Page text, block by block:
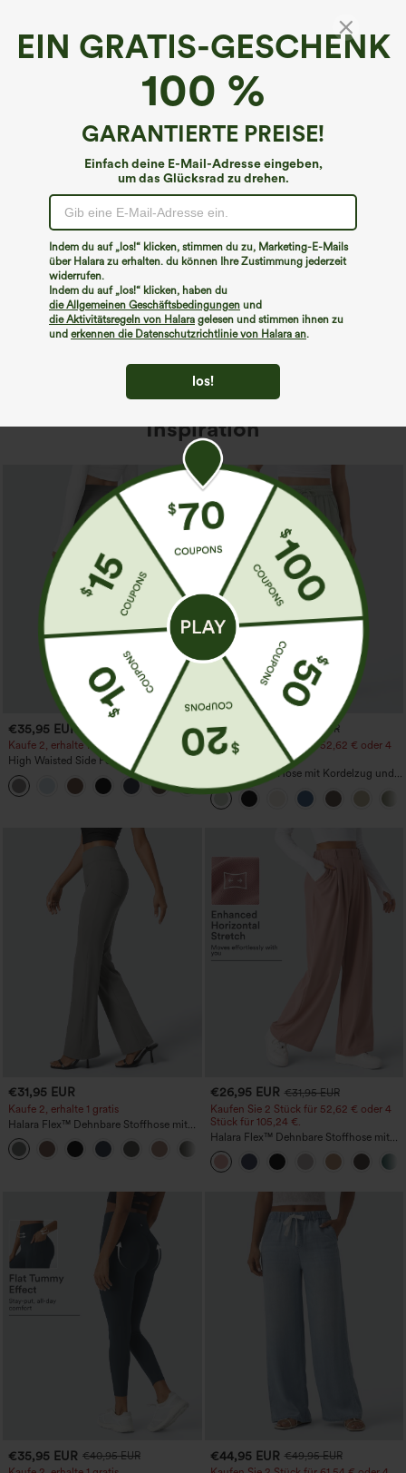
EIN GRATIS-GESCHENK
100 %
GARANTIERTE PREISE!
Einfach deine E-Mail-Adresse eingeben,
um das Glücksrad zu drehen.
Indem du auf „los!“ klicken, stimmen du zu, Marketing-E-Mails
über Halara zu erhalten. du können Ihre Zustimmung jederzeit
widerrufen.
Indem du auf „los!“ klicken, haben du
die Allgemeinen Geschäftsbedingungen und
die Aktivitätsregeln von Halara gelesen und stimmen ihnen zu
und erkennen die Datenschutzrichtlinie von Halara an.
los!
Hoppla!
Wir können die von Ihnen gesuchte Seite nicht
finden.
Mehr einkaufen
Inspiration
€35,95 EUR
Kaufe 2, erhalte 1 gratis
High Waisted Side Pocket Straight Leg
Work Pants
+23
€31,95 EUR
€35,95 EUR
Kaufen Sie 2 Stück für 52,62 € oder 4
Stück für 105,24 €.
Hochtaillierte Hose mit Kordelzug und
Taschen, weitem Bein, lässig und locker
in Leinenoptik
€31,95 EUR
Kaufe 2, erhalte 1 gratis
Halara Flex™ Dehnbare Stoffhose mit
hohem Bund und Seitentasche hinten
€26,95 EUR €31,95 EUR
Kaufen Sie 2 Stück für 52,62 € oder 4
Stück für 105,24 €.
Halara Flex™ Dehnbare Stoffhose mit
hohem Bund, Waffelmuster,
Seitentaschen und weitem Bein
€35,95 EUR €40,95 EUR
€44,95 EUR €49,95 EUR